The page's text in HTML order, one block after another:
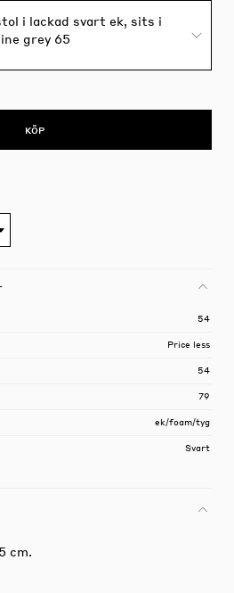
i lackad svart ek, sits i
grey 65
KÖP
54
Price less
54
79
ek/foam/tyg
Svart
cm.